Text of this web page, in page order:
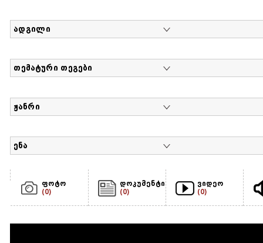
ადგილი
თემატური თეგები
ჟანრი
ენა
ფოტო
(0)
დოკუმენტი
(0)
ვიდეო
(0)